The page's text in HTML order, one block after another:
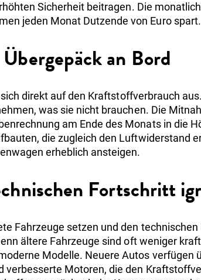
Sicherheit beitragen. Die
jeden Monat Dutzende von Euro spart.
an Bord
direkt auf den Kraftstoffverbrauch
was sie nicht brauchen. Die
am Ende des Monats in die
die zugleich den Luftwiderstand
erheblich ansteigen.
Fortschritt
Fahrzeuge setzen und den
ältere Fahrzeuge sind oft weniger
Modelle. Neuere Autos verfügen
verbesserte Motoren, die den